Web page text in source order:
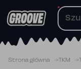
do
Strona główna TKM